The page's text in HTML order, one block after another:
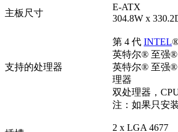
主板尺寸
E-ATX
304.8W x
支持的处理器
第 4 代 INTEL
英特尔® 至强®
英特尔® 至强
理器
双处理器，
注：如果只安
2 x LGA 4677